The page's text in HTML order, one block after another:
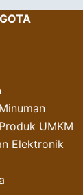
UMKM
Elektronik